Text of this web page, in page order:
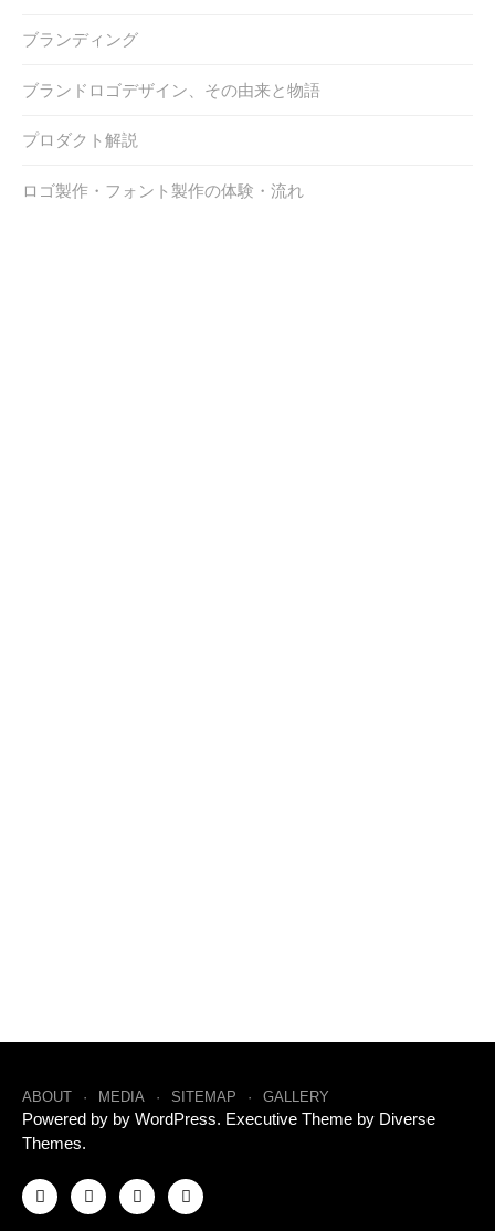
ブランディング
ブランドロゴデザイン、その由来と物語
プロダクト解説
ロゴ製作・フォント製作の体験・流れ
ABOUT MEDIA SITEMAP GALLERY
Powered by by WordPress. Executive Theme by Diverse
Themes.